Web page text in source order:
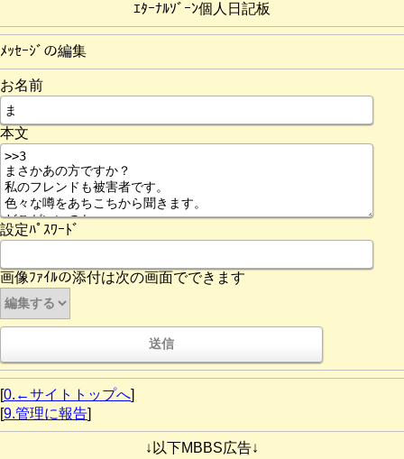
ｴﾀｰﾅﾙｿﾞｰﾝ個人日記板
ﾒｯｾｰｼﾞの編集
お名前
本文
設定ﾊﾟｽﾜｰﾄﾞ
画像ﾌｧｲﾙの添付は次の画面でできます
[0.←サイトトップへ]
[9.管理に報告]
↓以下MBBS広告↓